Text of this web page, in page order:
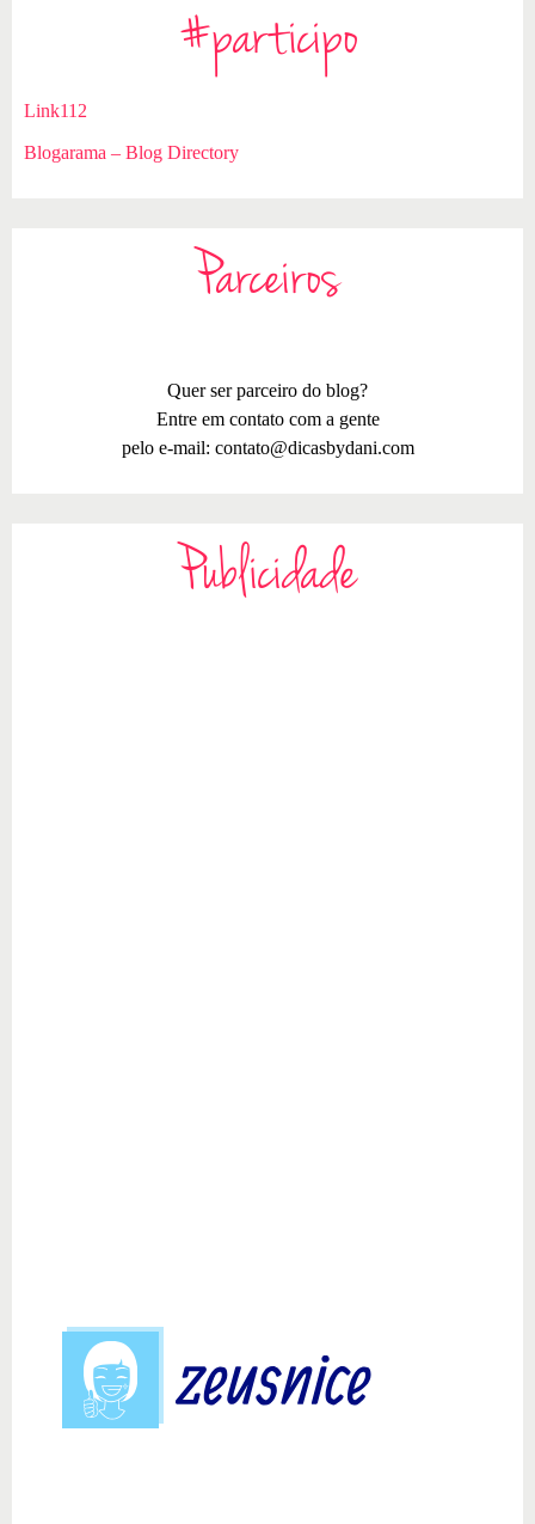
#participo
Link112
Blogarama – Blog Directory
Parceiros
Quer ser parceiro do blog?
Entre em contato com a gente
pelo e-mail: contato@dicasbydani.com
Publicidade